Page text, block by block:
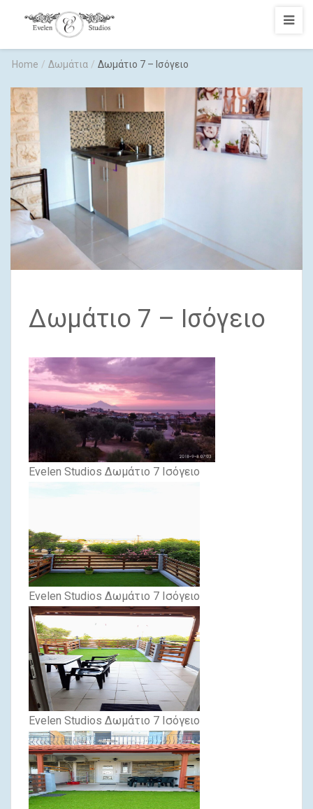
Evelen
Studios
Home / Δωμάτια / Δωμάτιο 7 – Ισόγειο
Δωμάτιο 7 – Ισόγειο
Evelen Studios Δωμάτιο 7 Ισόγειο
Evelen Studios Δωμάτιο 7 Ισόγειο
Evelen Studios Δωμάτιο 7 Ισόγειο